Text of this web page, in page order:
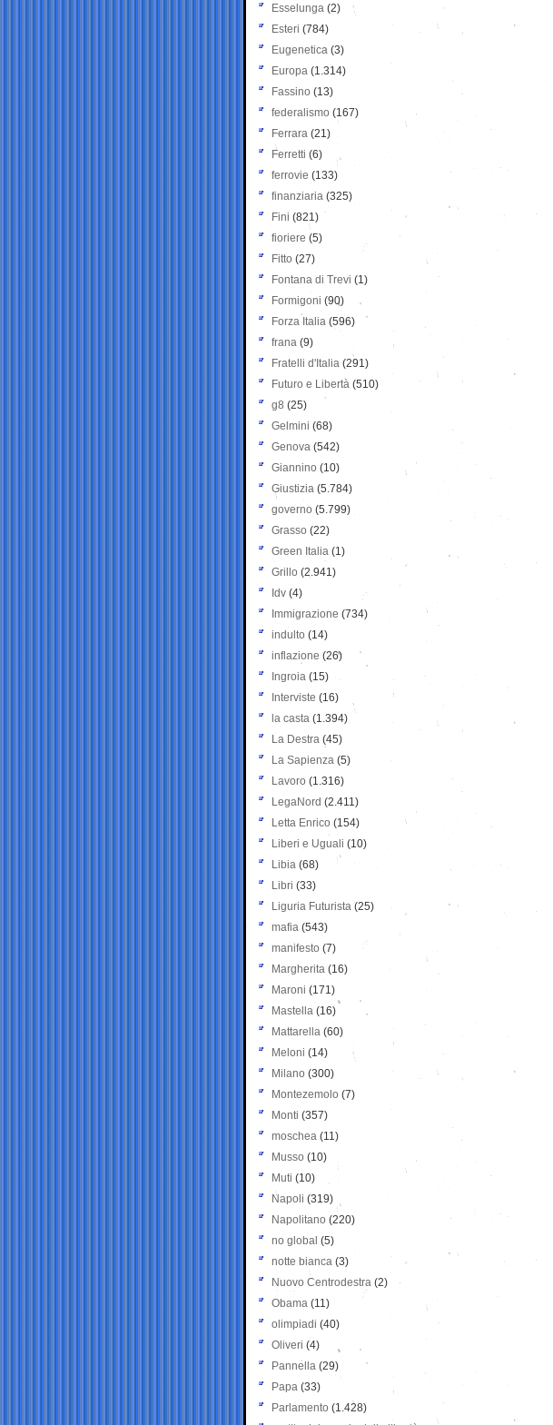
Esselunga (2)
Esteri (784)
Eugenetica (3)
Europa (1.314)
Fassino (13)
federalismo (167)
Ferrara (21)
Ferretti (6)
ferrovie (133)
finanziaria (325)
Fini (821)
fioriere (5)
Fitto (27)
Fontana di Trevi (1)
Formigoni (90)
Forza Italia (596)
frana (9)
Fratelli d'Italia (291)
Futuro e Libertà (510)
g8 (25)
Gelmini (68)
Genova (542)
Giannino (10)
Giustizia (5.784)
governo (5.799)
Grasso (22)
Green Italia (1)
Grillo (2.941)
Idv (4)
Immigrazione (734)
indulto (14)
inflazione (26)
Ingroia (15)
Interviste (16)
la casta (1.394)
La Destra (45)
La Sapienza (5)
Lavoro (1.316)
LegaNord (2.411)
Letta Enrico (154)
Liberi e Uguali (10)
Libia (68)
Libri (33)
Liguria Futurista (25)
mafia (543)
manifesto (7)
Margherita (16)
Maroni (171)
Mastella (16)
Mattarella (60)
Meloni (14)
Milano (300)
Montezemolo (7)
Monti (357)
moschea (11)
Musso (10)
Muti (10)
Napoli (319)
Napolitano (220)
no global (5)
notte bianca (3)
Nuovo Centrodestra (2)
Obama (11)
olimpiadi (40)
Oliveri (4)
Pannella (29)
Papa (33)
Parlamento (1.428)